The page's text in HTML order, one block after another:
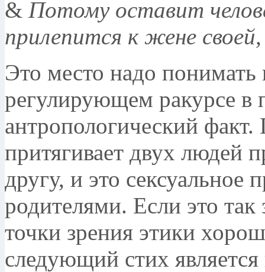
& Потому оставит
прилепится к жене
Это место надо понимать
регулирующем ракурсе в
антропологический
притягивает двух людей
другу, и это сексуальное
родителями. Если это так
точки зрения этики
следующий стих